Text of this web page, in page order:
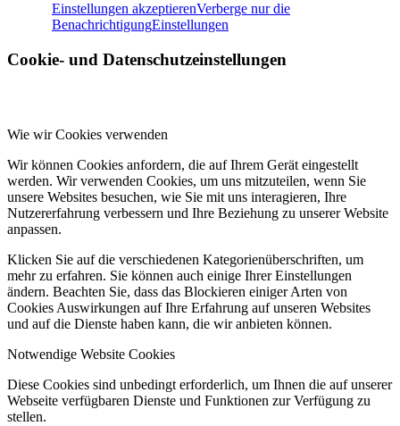
Einstellungen akzeptierenVerberge nur die
BenachrichtigungEinstellungen
Cookie- und Datenschutzeinstellungen
Wie wir Cookies verwenden
Wir können Cookies anfordern, die auf Ihrem Gerät eingestellt
werden. Wir verwenden Cookies, um uns mitzuteilen, wenn Sie
unsere Websites besuchen, wie Sie mit uns interagieren, Ihre
Nutzererfahrung verbessern und Ihre Beziehung zu unserer Website
anpassen.
Klicken Sie auf die verschiedenen Kategorienüberschriften, um
mehr zu erfahren. Sie können auch einige Ihrer Einstellungen
ändern. Beachten Sie, dass das Blockieren einiger Arten von
Cookies Auswirkungen auf Ihre Erfahrung auf unseren Websites
und auf die Dienste haben kann, die wir anbieten können.
Notwendige Website Cookies
Diese Cookies sind unbedingt erforderlich, um Ihnen die auf unserer
Webseite verfügbaren Dienste und Funktionen zur Verfügung zu
stellen.